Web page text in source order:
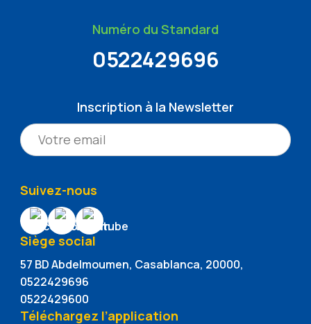
Numéro du Standard
0522429696
Inscription à la Newsletter
Suivez-nous
Siège social
57 BD Abdelmoumen, Casablanca, 20000,
0522429696
0522429600
Téléchargez l’application